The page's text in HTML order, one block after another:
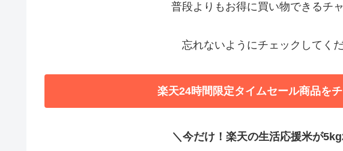
普段よりもお得に買い物できるチャ
忘れないようにチェックしてく
楽天24時間限定タイムセール商品を
＼今だけ！楽天の生活応援米が